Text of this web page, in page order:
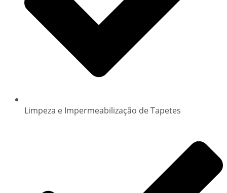
Limpeza e Impermeabilização de Tapetes